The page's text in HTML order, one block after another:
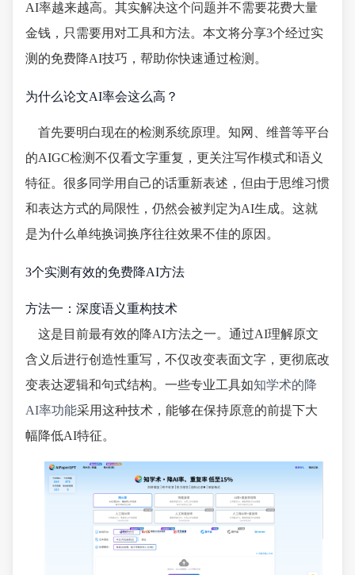
AI率越来越高。其实解决这个问题并不需要花费大量
金钱，只需要用对工具和方法。本文将分享3个经过实
测的免费降AI技巧，帮助你快速通过检测。
为什么论文AI率会这么高？
首先要明白现在的检测系统原理。知网、维普等平台
的AIGC检测不仅看文字重复，更关注写作模式和语义
特征。很多同学用自己的话重新表述，但由于思维习惯
和表达方式的局限性，仍然会被判定为AI生成。这就
是为什么单纯换词换序往往效果不佳的原因。
3个实测有效的免费降AI方法
方法一：深度语义重构技术
这是目前最有效的降AI方法之一。通过AI理解原文
含义后进行创造性重写，不仅改变表面文字，更彻底改
变表达逻辑和句式结构。一些专业工具如知学术的降
AI率功能采用这种技术，能够在保持原意的前提下大
幅降低AI特征。